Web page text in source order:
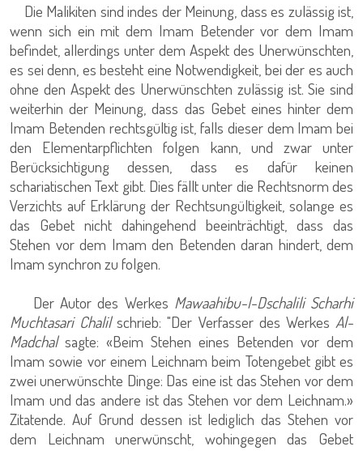
Die Malikiten sind indes der Meinung, dass es zulässig ist,
wenn sich ein mit dem Imam Betender vor dem Imam
befindet, allerdings unter dem Aspekt des Unerwünschten,
es sei denn, es besteht eine Notwendigkeit, bei der es auch
ohne den Aspekt des Unerwünschten zulässig ist. Sie sind
weiterhin der Meinung, dass das Gebet eines hinter dem
Imam Betenden rechtsgültig ist, falls dieser dem Imam bei
den Elementarpflichten folgen kann, und zwar unter
Berücksichtigung dessen, dass es dafür keinen
schariatischen Text gibt. Dies fällt unter die Rechtsnorm des
Verzichts auf Erklärung der Rechtsungültigkeit, solange es
das Gebet nicht dahingehend beeinträchtigt, dass das
Stehen vor dem Imam den Betenden daran hindert, dem
Imam synchron zu folgen.
Der Autor des Werkes Mawaahibu-l-Dschalili Scharhi
Muchtasari Chalilschrieb: "Der Verfasser des WerkesAl-
Madchalsagte: «Beim Stehen eines Betenden vor dem
Imam sowie vor einem Leichnam beim Totengebet gibt es
zwei unerwünschte Dinge: Das eine ist das Stehen vor dem
Imam und das andere ist das Stehen vor dem Leichnam.»
Zitatende. Auf Grund dessen ist lediglich das Stehen vor
dem Leichnam unerwünscht, wohingegen das Gebet